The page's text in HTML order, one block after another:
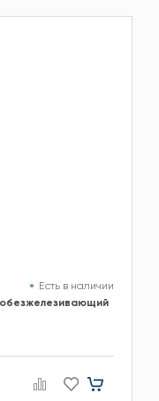
Есть в наличии
обезжелезивающий